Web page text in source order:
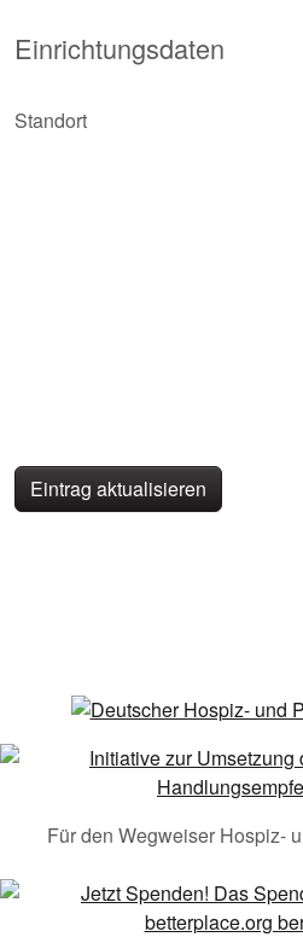
Einrichtungsdaten
Standort
Eintrag aktualisieren
Für den Wegweiser Hospiz-